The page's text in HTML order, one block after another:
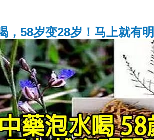
，58岁变28岁！马上就有